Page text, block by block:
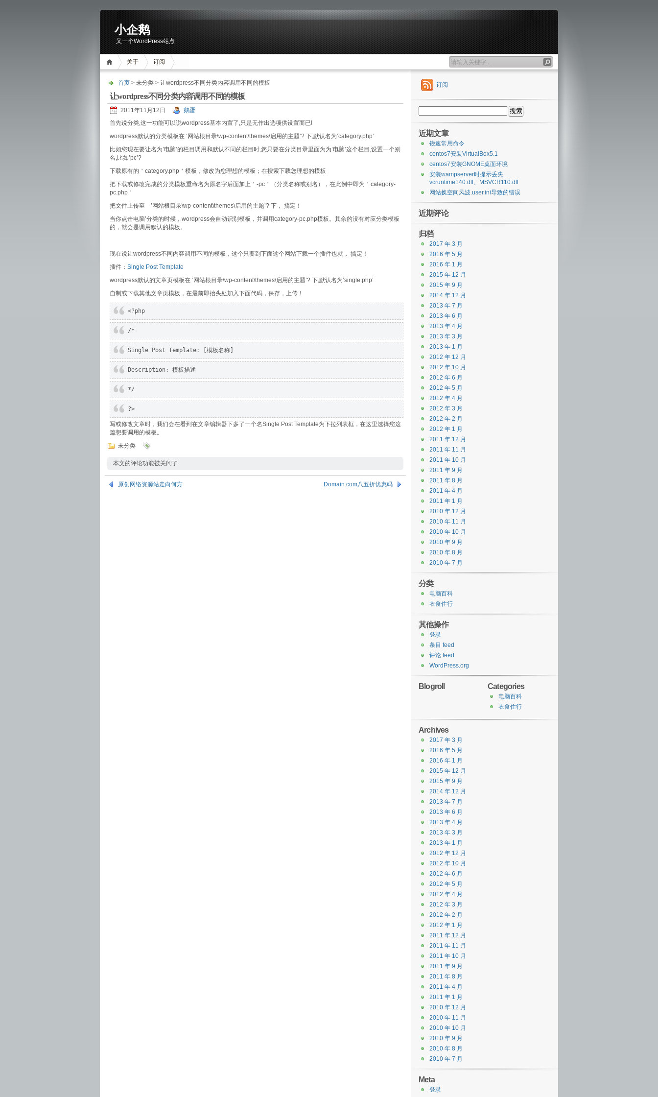
小企鹅
又一个WordPress站点
关于 订阅
首页 > 未分类 > 让wordpress不同分类内容调用不同的模板
让wordpress不同分类内容调用不同的模板
2011年11月12日
鹅蛋
首先说分类,这一功能可以说wordpress基本内置了,只是无作出选项供设置而已!
wordpress默认的分类模板在 ‘网站根目录\wp-content\themes\启用的主题’? 下,默认名为’category.php’
比如您现在要让名为’电脑’的栏目调用和默认不同的栏目时,您只要在分类目录里面为为’电脑’这个栏目,设置一个别
名,比如’pc’?
下载原有的＇category.php＇模板，修改为您理想的模板；在搜索下载您理想的模板
把下载或修改完成的分类模板重命名为原名字后面加上＇-pc＇（分类名称或别名），在此例中即为＇category-
pc.php＇
把文件上传至 ’网站根目录\wp-content\themes\启用的主题’? 下， 搞定！
当你点击电脑’分类的时候，wordpress会自动识别模板，并调用category-pc.php模板。其余的没有对应分类模板
的，就会是调用默认的模板。
现在说让wordpress不同内容调用不同的模板，这个只要到下面这个网站下载一个插件也就， 搞定！
插件： Single Post Template
wordpress默认的文章页模板在 ‘网站根目录\wp-content\themes\启用的主题’? 下,默认名为’single.php’
自制或下载其他文章页模板，在最前即抬头处加入下面代码，保存，上传！
<?php
/*
Single Post Template: [模板名称]
Description: 模板描述
*/
?>
写或修改文章时，我们会在看到在文章编辑器下多了一个名Single Post Template为下拉列表框，在这里选择您这
篇想要调用的模板。
未分类
本文的评论功能被关闭了.
原创网络资源站走向何方 Domain.com八五折优惠码
订阅
索：
近期文章
锐速常用命令
centos7安装VirtualBox5.1
centos7安装GNOME桌面环境
安装wampserver时提示丢失
vcruntime140.dll、MSVCR110.dll
网站换空间风波.user.ini导致的错误
近期评论
归档
2017 年 3 月
2016 年 5 月
2016 年 1 月
2015 年 12 月
2015 年 9 月
2014 年 12 月
2013 年 7 月
2013 年 6 月
2013 年 4 月
2013 年 3 月
2013 年 1 月
2012 年 12 月
2012 年 10 月
2012 年 6 月
2012 年 5 月
2012 年 4 月
2012 年 3 月
2012 年 2 月
2012 年 1 月
2011 年 12 月
2011 年 11 月
2011 年 10 月
2011 年 9 月
2011 年 8 月
2011 年 4 月
2011 年 1 月
2010 年 12 月
2010 年 11 月
2010 年 10 月
2010 年 9 月
2010 年 8 月
2010 年 7 月
分类
电脑百科
衣食住行
其他操作
登录
条目 feed
评论 feed
WordPress.org
Categories
电脑百科
衣食住行
Blogroll
Archives
2017 年 3 月
2016 年 5 月
2016 年 1 月
2015 年 12 月
2015 年 9 月
2014 年 12 月
2013 年 7 月
2013 年 6 月
2013 年 4 月
2013 年 3 月
2013 年 1 月
2012 年 12 月
2012 年 10 月
2012 年 6 月
2012 年 5 月
2012 年 4 月
2012 年 3 月
2012 年 2 月
2012 年 1 月
2011 年 12 月
2011 年 11 月
2011 年 10 月
2011 年 9 月
2011 年 8 月
2011 年 4 月
2011 年 1 月
2010 年 12 月
2010 年 11 月
2010 年 10 月
2010 年 9 月
2010 年 8 月
2010 年 7 月
Meta
登录